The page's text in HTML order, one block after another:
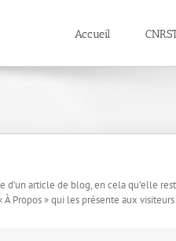
Accueil
article de blog, en cela qu’elle
Propos » qui les présente aux